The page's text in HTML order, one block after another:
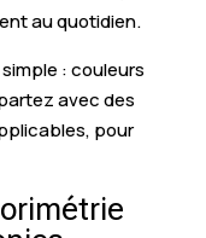
au quotidien.
: couleurs
avec des
pour